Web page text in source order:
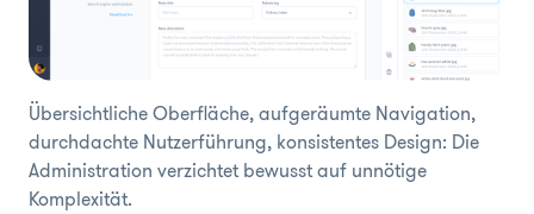
Übersichtliche Oberfläche, aufgeräumte Navigation,
durchdachte Nutzerführung, konsistentes Design: Die
Administration verzichtet bewusst auf unnötige
Komplexität.